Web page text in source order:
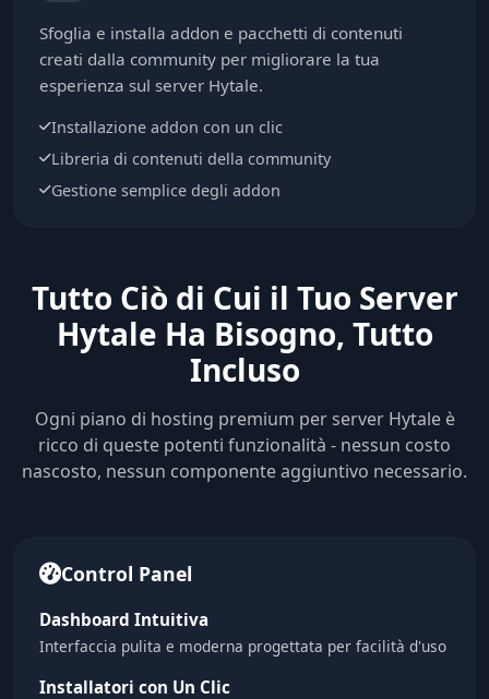
Sfoglia e installa addon e pacchetti di contenuti
creati dalla community per migliorare la tua
esperienza sul server Hytale.
Installazione addon con un clic
Libreria di contenuti della community
Gestione semplice degli addon
Tutto Ciò di Cui il Tuo Server
Hytale Ha Bisogno, Tutto
Incluso
Ogni piano di hosting premium per server Hytale è
ricco di queste potenti funzionalità - nessun costo
nascosto, nessun componente aggiuntivo necessario.
Control Panel
Dashboard Intuitiva
Interfaccia pulita e moderna progettata per facilità d'uso
Installatori con Un Clic